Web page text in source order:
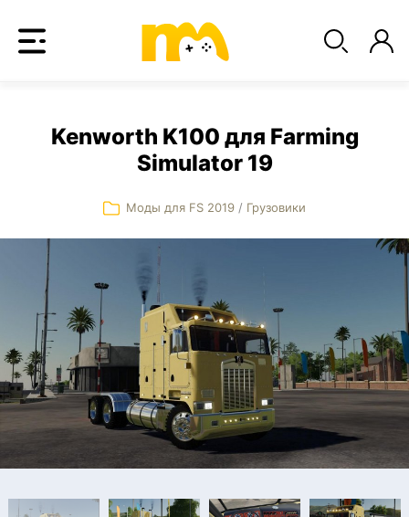
Kenworth K100 для Farming
Simulator 19
Моды для FS 2019 / Грузовики